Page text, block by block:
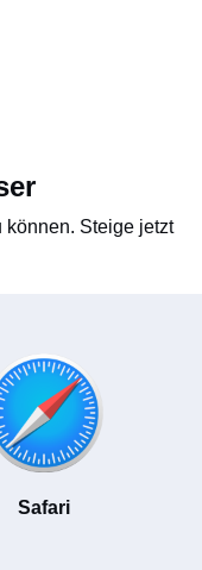
können. Steige jetzt
Safari